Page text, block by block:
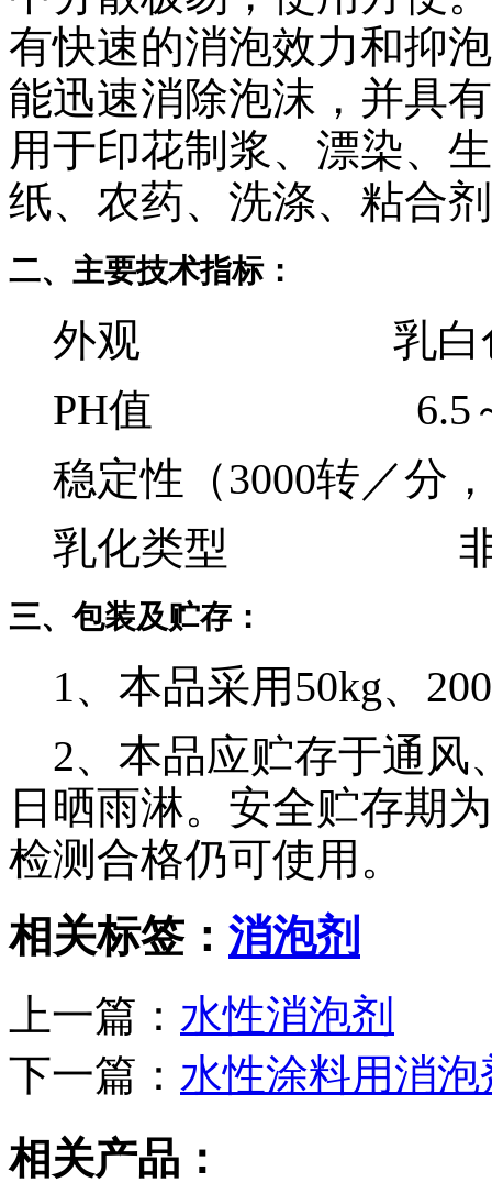
有快速的消泡效力和抑
能迅速消除泡沫，并具
用于印花制浆、漂染、
纸、农药、洗涤、粘合
二、主要技术指标：
外观 乳白色
PH值 6.5
稳定性（3000转／
乳化类型 非
三、包装及贮存：
1、本品采用50kg、
2、本品应贮存于通风
日晒雨淋。安全贮存期
检测合格仍可使用。
相关标签： 消泡剂
上一篇： 水性消泡剂
下一篇： 水性涂料用消泡
相关产品：